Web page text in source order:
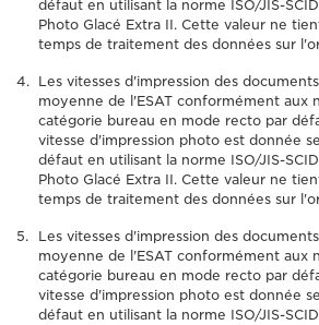
défaut en utilisant la norme ISO/JIS-
Photo Glacé Extra II. Cette valeur ne
temps de traitement des données sur
Les vitesses d'impression des
moyenne de l'ESAT conformément aux
catégorie bureau en mode recto par
vitesse d'impression photo est donnée
défaut en utilisant la norme ISO/JIS-
Photo Glacé Extra II. Cette valeur ne
temps de traitement des données sur
Les vitesses d'impression des
moyenne de l'ESAT conformément aux
catégorie bureau en mode recto par
vitesse d'impression photo est donnée
défaut en utilisant la norme ISO/JIS-